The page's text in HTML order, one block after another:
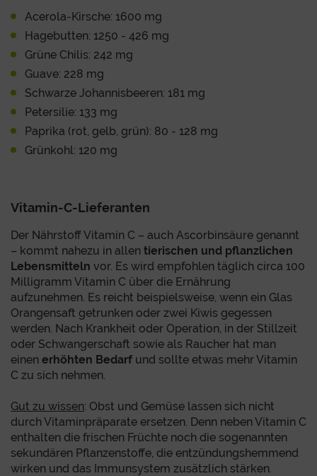
Acerola-Kirsche: 1600 mg
Hagebutten: 1250 - 426 mg
Grüne Chilis: 242 mg
Guave: 228 mg
Schwarze Johannisbeeren: 181 mg
Petersilie: 133 mg
Paprika (rot, gelb, grün): 80 - 128 mg
Grünkohl: 120 mg
Vitamin-C-Lieferanten
Der Nährstoff Vitamin C – auch Ascorbinsäure genannt
– kommt nahezu in allen tierischen und pflanzlichen
Lebensmitteln vor. Es wird empfohlen täglich circa 100
Milligramm Vitamin C über die Ernährung
aufzunehmen. Es reicht beispielsweise, wenn ein Glas
Orangensaft getrunken oder zwei Kiwis gegessen
werden. Nach Krankheit oder Operation, in der Stillzeit
oder Schwangerschaft sowie als Raucher hat man
einen erhöhten Bedarf und sollte etwas mehr Vitamin
C zu sich nehmen.
Gut zu wissen: Obst und Gemüse lassen sich nicht
durch Vitaminpräparate ersetzen. Denn neben Vitamin C
enthalten die frischen Früchte noch die sogenannten
sekundären Pflanzenstoffe, die entzündungshemmend
wirken und das Immunsystem zusätzlich stärken.